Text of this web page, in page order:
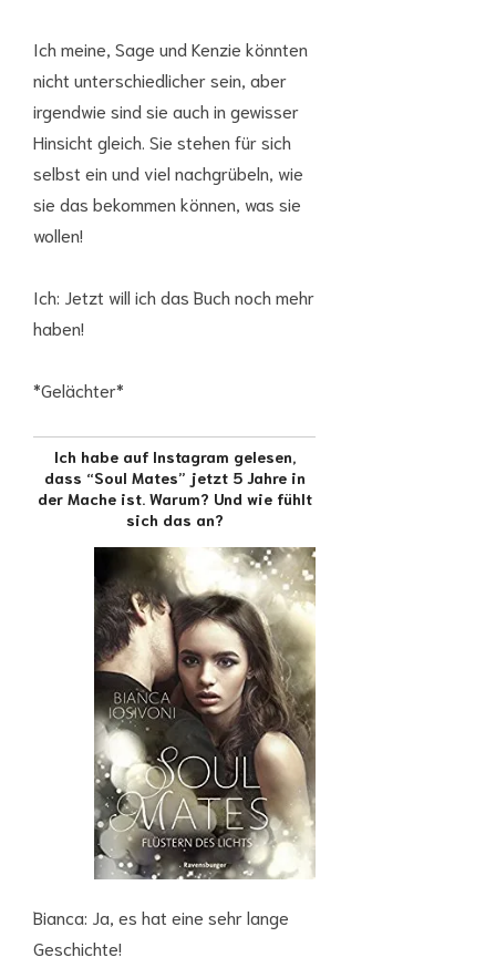
Ich meine, Sage und Kenzie könnten
nicht unterschiedlicher sein, aber
irgendwie sind sie auch in gewisser
Hinsicht gleich. Sie stehen für sich
selbst ein und viel nachgrübeln, wie
sie das bekommen können, was sie
wollen!
Ich: Jetzt will ich das Buch noch mehr
haben!
*Gelächter*
Ich habe auf Instagram gelesen,
dass “Soul Mates” jetzt 5 Jahre in
der Mache ist. Warum? Und wie fühlt
sich das an?
Bianca: Ja, es hat eine sehr lange
Geschichte!